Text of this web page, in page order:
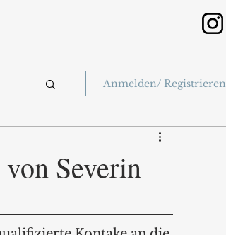
Anmelden/ Registrieren
Severin